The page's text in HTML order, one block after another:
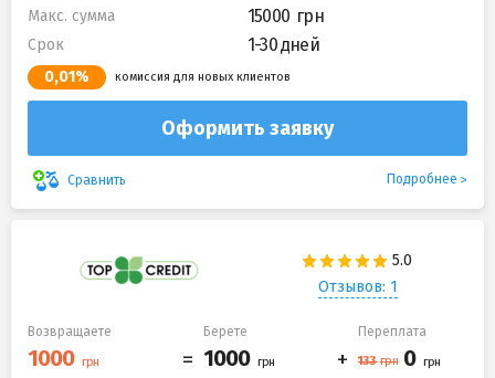
Макс. сумма 15000
Срок 1-30 дней
0,01% комиссия для новых клиентов
Оформить заявку
Сравнить Подробнее
Отзывов: 1
Возвращаете Берете Переплата